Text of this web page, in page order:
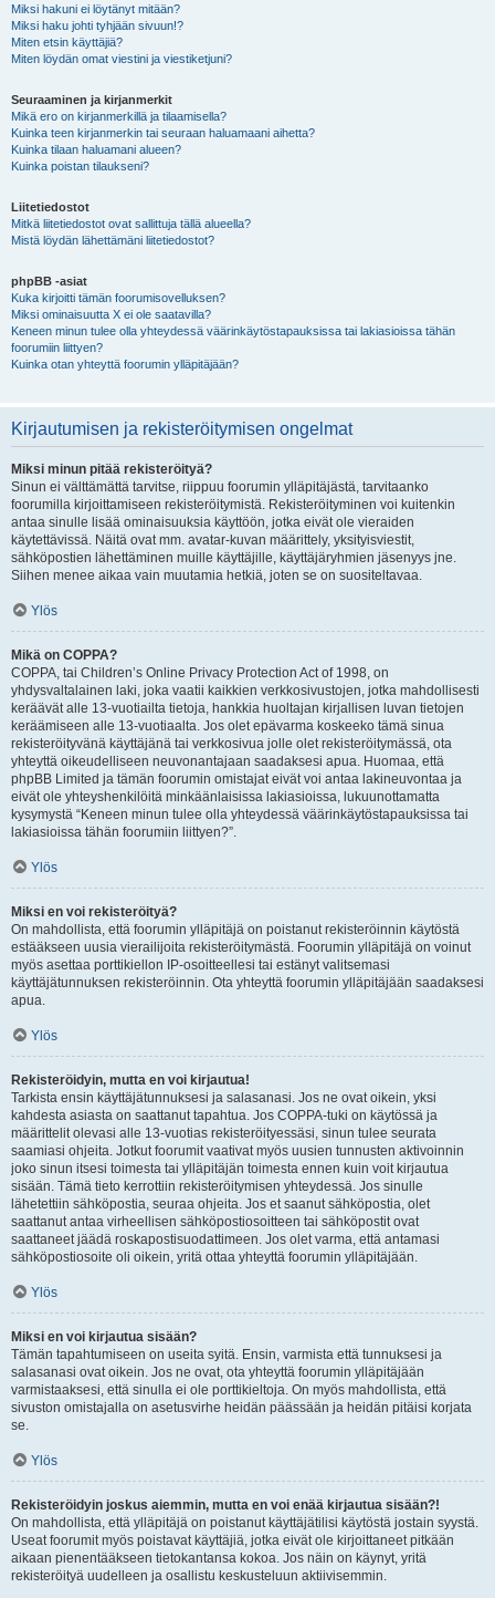
Miksi hakuni ei löytänyt mitään?
Miksi haku johti tyhjään sivuun!?
Miten etsin käyttäjiä?
Miten löydän omat viestini ja viestiketjuni?
Seuraaminen ja kirjanmerkit
Mikä ero on kirjanmerkillä ja tilaamisella?
Kuinka teen kirjanmerkin tai seuraan haluamaani aihetta?
Kuinka tilaan haluamani alueen?
Kuinka poistan tilaukseni?
Liitetiedostot
Mitkä liitetiedostot ovat sallittuja tällä alueella?
Mistä löydän lähettämäni liitetiedostot?
phpBB -asiat
Kuka kirjoitti tämän foorumisovelluksen?
Miksi ominaisuutta X ei ole saatavilla?
Keneen minun tulee olla yhteydessä väärinkäytöstapauksissa tai lakiasioissa tähän
foorumiin liittyen?
Kuinka otan yhteyttä foorumin ylläpitäjään?
Kirjautumisen ja rekisteröitymisen ongelmat
Miksi minun pitää rekisteröityä?
Sinun ei välttämättä tarvitse, riippuu foorumin ylläpitäjästä, tarvitaanko
foorumilla kirjoittamiseen rekisteröitymistä. Rekisteröityminen voi kuitenkin
antaa sinulle lisää ominaisuuksia käyttöön, jotka eivät ole vieraiden
käytettävissä. Näitä ovat mm. avatar-kuvan määrittely, yksityisviestit,
sähköpostien lähettäminen muille käyttäjille, käyttäjäryhmien jäsenyys jne.
Siihen menee aikaa vain muutamia hetkiä, joten se on suositeltavaa.
Ylös
Mikä on COPPA?
COPPA, tai Children’s Online Privacy Protection Act of 1998, on
yhdysvaltalainen laki, joka vaatii kaikkien verkkosivustojen, jotka mahdollisesti
keräävät alle 13-vuotiailta tietoja, hankkia huoltajan kirjallisen luvan tietojen
keräämiseen alle 13-vuotiaalta. Jos olet epävarma koskeeko tämä sinua
rekisteröityvänä käyttäjänä tai verkkosivua jolle olet rekisteröitymässä, ota
yhteyttä oikeudelliseen neuvonantajaan saadaksesi apua. Huomaa, että
phpBB Limited ja tämän foorumin omistajat eivät voi antaa lakineuvontaa ja
eivät ole yhteyshenkilöitä minkäänlaisissa lakiasioissa, lukuunottamatta
kysymystä “Keneen minun tulee olla yhteydessä väärinkäytöstapauksissa tai
lakiasioissa tähän foorumiin liittyen?”.
Ylös
Miksi en voi rekisteröityä?
On mahdollista, että foorumin ylläpitäjä on poistanut rekisteröinnin käytöstä
estääkseen uusia vierailijoita rekisteröitymästä. Foorumin ylläpitäjä on voinut
myös asettaa porttikiellon IP-osoitteellesi tai estänyt valitsemasi
käyttäjätunnuksen rekisteröinnin. Ota yhteyttä foorumin ylläpitäjään saadaksesi
apua.
Ylös
Rekisteröidyin, mutta en voi kirjautua!
Tarkista ensin käyttäjätunnuksesi ja salasanasi. Jos ne ovat oikein, yksi
kahdesta asiasta on saattanut tapahtua. Jos COPPA-tuki on käytössä ja
määrittelit olevasi alle 13-vuotias rekisteröityessäsi, sinun tulee seurata
saamiasi ohjeita. Jotkut foorumit vaativat myös uusien tunnusten aktivoinnin
joko sinun itsesi toimesta tai ylläpitäjän toimesta ennen kuin voit kirjautua
sisään. Tämä tieto kerrottiin rekisteröitymisen yhteydessä. Jos sinulle
lähetettiin sähköpostia, seuraa ohjeita. Jos et saanut sähköpostia, olet
saattanut antaa virheellisen sähköpostiosoitteen tai sähköpostit ovat
saattaneet jäädä roskapostisuodattimeen. Jos olet varma, että antamasi
sähköpostiosoite oli oikein, yritä ottaa yhteyttä foorumin ylläpitäjään.
Ylös
Miksi en voi kirjautua sisään?
Tämän tapahtumiseen on useita syitä. Ensin, varmista että tunnuksesi ja
salasanasi ovat oikein. Jos ne ovat, ota yhteyttä foorumin ylläpitäjään
varmistaaksesi, että sinulla ei ole porttikieltoja. On myös mahdollista, että
sivuston omistajalla on asetusvirhe heidän päässään ja heidän pitäisi korjata
se.
Ylös
Rekisteröidyin joskus aiemmin, mutta en voi enää kirjautua sisään?!
On mahdollista, että ylläpitäjä on poistanut käyttäjätilisi käytöstä jostain syystä.
Useat foorumit myös poistavat käyttäjiä, jotka eivät ole kirjoittaneet pitkään
aikaan pienentääkseen tietokantansa kokoa. Jos näin on käynyt, yritä
rekisteröityä uudelleen ja osallistu keskusteluun aktiivisemmin.